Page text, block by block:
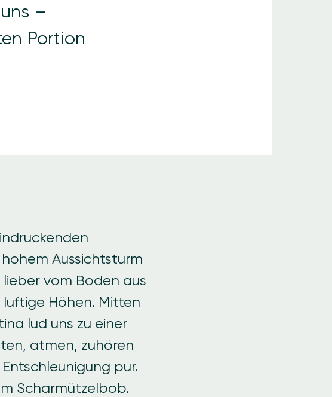
–
Portion
Aussichtsturm
vom Boden aus
Höhen. Mitten
lud uns zu einer
atmen, zuhören
pur.
Scharmützelbob.